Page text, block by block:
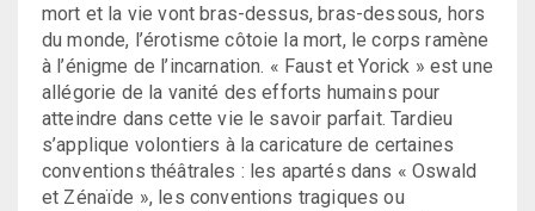
mort et la vie vont bras-dessus, bras-dessous, hors
du monde, l’érotisme côtoie la mort, le corps ramène
à l’énigme de l’incarnation. « Faust et Yorick » est une
allégorie de la vanité des efforts humains pour
atteindre dans cette vie le savoir parfait. Tardieu
s’applique volontiers à la caricature de certaines
conventions théâtrales : les apartés dans « Oswald
et Zénaïde », les conventions tragiques ou